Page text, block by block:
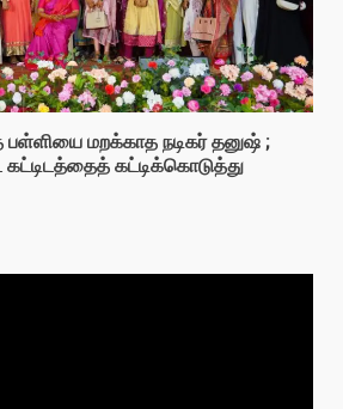
பள்ளியை மறக்காத நடிகர் தனுஷ் ;
கட்டிடத்தைத் கட்டிக்கொடுத்து